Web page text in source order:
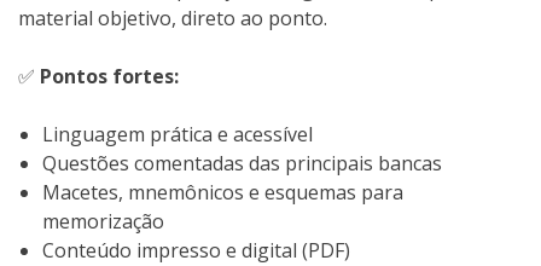
material objetivo, direto ao ponto.
✅ Pontos fortes:
Linguagem prática e acessível
Questões comentadas das principais bancas
Macetes, mnemônicos e esquemas para
memorização
Conteúdo impresso e digital (PDF)